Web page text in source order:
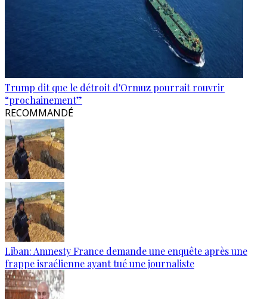
Trump dit que le détroit d'Ormuz pourrait rouvrir
“prochainement”
RECOMMANDÉ
Liban: Amnesty France demande une enquête après une
frappe israélienne ayant tué une journaliste